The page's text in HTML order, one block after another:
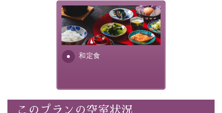
・環境に配慮したアメニティをご用意
・館内フリーWi-Fi
・チェックイン15時、チェックアウト10時
いう昔の暦による料理表現）
和定食
さっぱりとした和食膳に使わ
れる食材は、諏訪の名産品を
ふんだんに取り入れ、安心・
安全を心掛けた長野県産...
このプランの空室状況